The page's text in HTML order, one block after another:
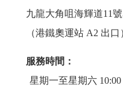
九龍大角咀海輝道11
（港鐵奧運站 A2 出口
服務時間：
星期一至星期六 10:00